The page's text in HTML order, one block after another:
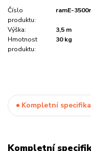
Číslo
produktu:
ramE-
Výška:
3,5 m
Hmotnost
produktu:
30 kg
Kompletní
Kompletní